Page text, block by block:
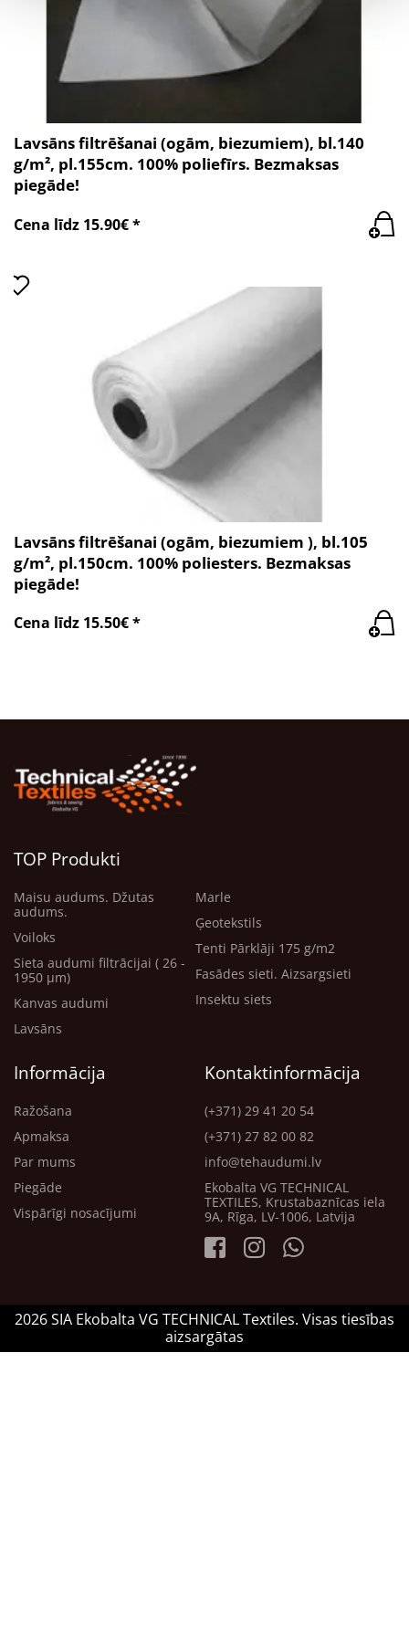
Lavsāns filtrēšanai (ogām, biezumiem), bl.140
g/m², pl.155cm. 100% poliefīrs. Bezmaksas
piegāde!
Cena līdz 15.90€ *
Lavsāns filtrēšanai (ogām, biezumiem ), bl.105
g/m², pl.150cm. 100% poliesters. Bezmaksas
piegāde!
Cena līdz 15.50€ *
TOP Produkti
Maisu audums. Džutas
audums.
Voiloks
Sieta audumi filtrācijai ( 26 -
1950 μm)
Kanvas audumi
Lavsāns
Marle
Ģeotekstils
Tenti Pārklāji 175 g/m2
Fasādes sieti. Aizsargsieti
Insektu siets
Informācija
Ražošana
Apmaksa
Par mums
Piegāde
Vispārīgi nosacījumi
Kontaktinformācija
(+371) 29 41 20 54
(+371) 27 82 00 82
info@tehaudumi.lv
Ekobalta VG TECHNICAL
TEXTILES, Krustabaznīcas iela
9A, Rīga, LV-1006, Latvija
2026 SIA Ekobalta VG TECHNICAL Textiles. Visas tiesības
aizsargātas